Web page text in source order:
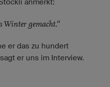
anmerkt:
gemacht.“
er das zu hundert
er uns im Interview.